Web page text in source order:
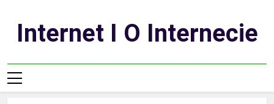
contentInternet I O Internecie